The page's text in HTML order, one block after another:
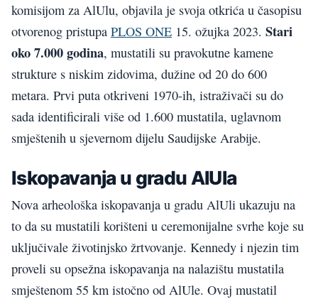
komisijom za AlUlu, objavila je svoja otkrića u časopisu
otvorenog pristupa PLOS ONE 15. ožujka 2023. Stari
oko 7.000 godina, mustatili su pravokutne kamene
strukture s niskim zidovima, dužine od 20 do 600
metara. Prvi puta otkriveni 1970-ih, istraživači su do
sada identificirali više od 1.600 mustatila, uglavnom
smještenih u sjevernom dijelu Saudijske Arabije.
Iskopavanja u gradu AlUla
Nova arheološka iskopavanja u gradu AlUli ukazuju na
to da su mustatili korišteni u ceremonijalne svrhe koje su
uključivale životinjsko žrtvovanje. Kennedy i njezin tim
proveli su opsežna iskopavanja na nalazištu mustatila
smještenom 55 km istočno od AlUle. Ovaj mustatil